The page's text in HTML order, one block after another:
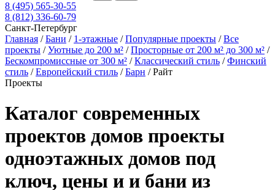
8 (495) 565-30-55
8 (812) 336-60-79
Санкт-Петербург
Главная /Бани / 1-этажные /Популярные проекты /Все
проекты /Уютные до 200 м² /Просторные от 200 м² до 300 м² /
Бескомпромиссные от 300 м² /Классический стиль /Финский
стиль /Европейский стиль /Барн /Райт
Проекты
Каталог современных
проектов домов проекты
одноэтажных домов под
ключ, цены и и бани из